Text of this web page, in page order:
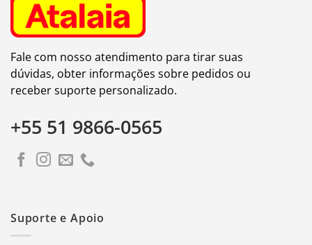
Fale com nosso atendimento para tirar suas
dúvidas, obter informações sobre pedidos ou
receber suporte personalizado.
+55 51 9866-0565
Suporte e Apoio